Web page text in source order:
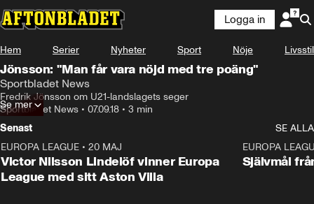
Logga in
Hem Serier Nyheter Sport Nöje Livsstil
Jönsson: "Man får vara nöjd med tre poäng"
Sportbladet News
Fredrik Jönsson om U21-landslagets seger
Sportbladet News • 07.09.18 • 3 min
Se mer
Senast
SE ALLA
EUROPA LEAGUE • 20 MAJ
Victor Nilsson Lindelöf vinner Europa
League med sitt Aston Villa
EUROPA
Självmål